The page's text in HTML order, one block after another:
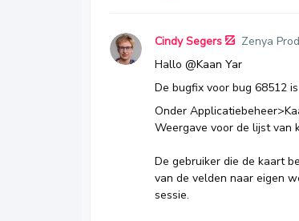
Cindy Segers Zenya
Hallo ​ @Kaan Yar
De bugfix voor bug 68512
Onder
Weergave voor de lijst van
De gebruiker die de kaart
van de velden naar eigen
sessie.